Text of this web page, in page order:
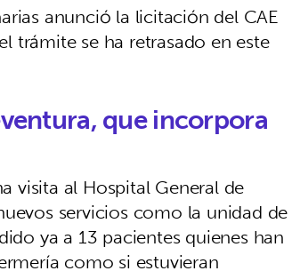
anunció la licitación del CAE
trámite se ha retrasado en este
que incorpora
visita al Hospital General de
servicios como la unidad de
ya a 13 pacientes quienes han
como si estuvieran